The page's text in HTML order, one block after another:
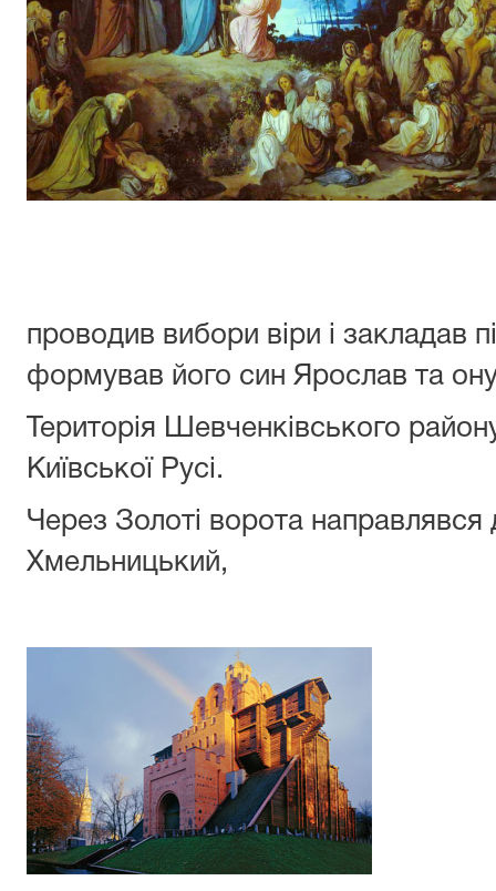
проводив вибори віри і закладав
формував його син Ярослав та
Територія Шевченківського
Київської Русі.
Через Золоті ворота направлявся
Хмельницький,